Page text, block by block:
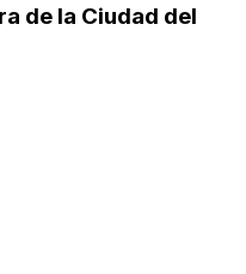
de la Ciudad del